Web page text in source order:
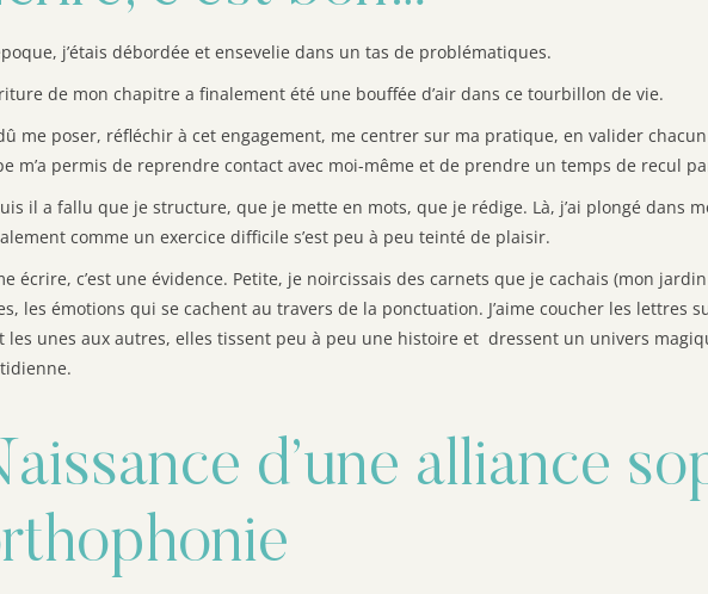
j’étais débordée et ensevelie dans un tas de problématiques.
de mon chapitre a finalement été une bouffée d’air dans ce tourbillon de vie.
dû me poser, réfléchir à cet engagement, me centrer sur ma pratique, en valider
m’a permis de reprendre contact avec moi-même et de prendre un temps de recul
il a fallu que je structure, que je mette en mots, que je rédige. Là, j’ai plongé dans
comme un exercice difficile s’est peu à peu teinté de plaisir.
écrire, c’est une évidence. Petite, je noircissais des carnets que je cachais (mon
les émotions qui se cachent au travers de la ponctuation. J’aime coucher les lettres
les unes aux autres, elles tissent peu à peu une histoire et dressent un univers
d’une alliance